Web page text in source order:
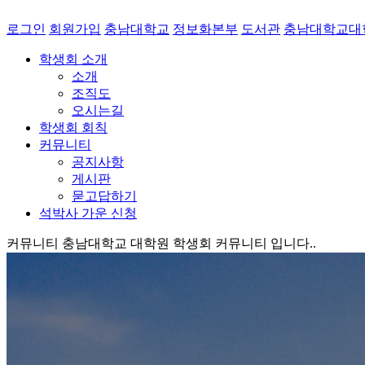
로그인 회원가입 충남대학교 정보화본부 도서관 충남대학교대
학생회 소개
소개
조직도
오시는길
학생회 회칙
커뮤니티
공지사항
게시판
묻고답하기
석박사 가운 신청
커뮤니티 충남대학교 대학원 학생회 커뮤니티 입니다..